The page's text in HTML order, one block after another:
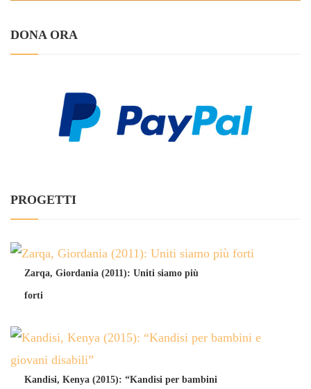
DONA ORA
PROGETTI
Zarqa, Giordania (2011): Uniti siamo più
forti
Kandisi, Kenya (2015): “Kandisi per bambini